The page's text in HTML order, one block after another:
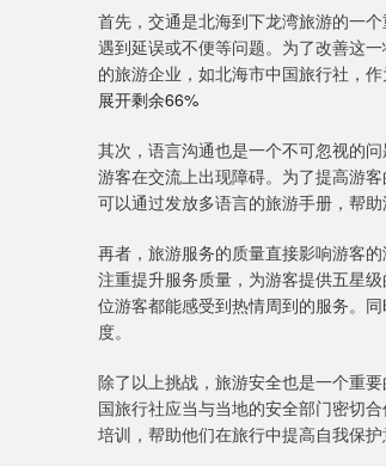
首先，交通是北海到下龙湾旅游的一
遇到延误或不便等问题。为了改善这
的旅游企业，如北海市中国旅行社，
展开剩余66%
其次，语言沟通也是一个不可忽视的
游客在交流上出现障碍。为了提高游
可以通过发放多语言的旅游手册，帮
再者，旅游服务的质量直接影响游客
注重提升服务质量，为游客提供五星
位游客都能感受到热情周到的服务。
度。
除了以上挑战，旅游安全也是一个重
国旅行社应当与当地的安全部门密切
培训，帮助他们在旅行中提高自我保护